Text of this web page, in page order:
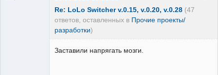
Re: LoLo Switcher v.0.15, v.0.20, v.0.28 (47
ответов, оставленных в Прочие проекты/
разработки)
Заставили напрягать мозги.